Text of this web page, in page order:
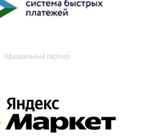
Официальный партнер